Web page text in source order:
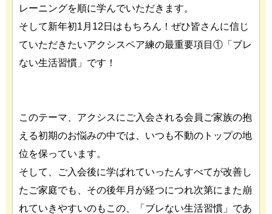
レーニングを順に学んでいただきます。
そして新年初1月12日はもちろん！ぜひ皆さんに信じ
ていただきたいアクシスペア練の最重要項目①「ブレ
ない生活習慣」です！
このテーマ、アクシスにご入会される会員ご家族の抱
える初期のお悩みの中では、いつも不動のトップの地
位を保っています。
そして、ご入会後に学ばれていったんすべてが改善し
たご家庭でも、その後年月が経つにつれ次第にまた崩
れていきやすいのもこの、「ブレない生活習慣」であ